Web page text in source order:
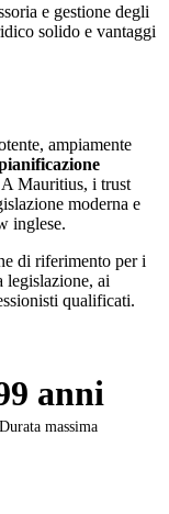
e gestione degli
solido e vantaggi
ampiamente
A Mauritius, i trust
moderna e
inglese.
di riferimento per i
legislazione, ai
qualificati.
anni
Durata massima